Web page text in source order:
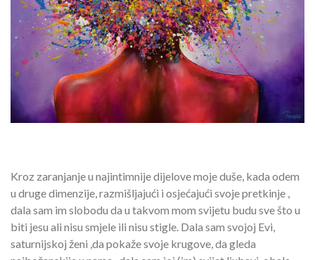
Kroz zaranjanje u najintimnije dijelove moje duše, kada odem
u druge dimenzije, razmišljajući i osjećajući svoje pretkinje ,
dala sam im slobodu da u takvom mom svijetu budu sve što u
biti jesu ali nisu smjele ili nisu stigle. Dala sam svojoj Evi,
saturnijskoj ženi ,da pokaže svoje krugove, da gleda